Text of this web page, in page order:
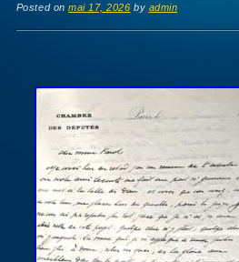
Posted onmai 17, 2026 by admin